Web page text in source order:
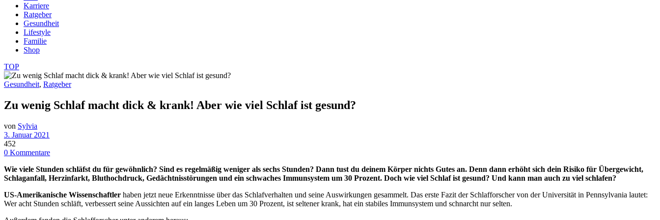
Karriere
Ratgeber
Gesundheit
Lifestyle
Familie
Shop
TOP
Gesundheit, Ratgeber
Zu wenig Schlaf macht dick & krank! Aber wie viel Schlaf ist gesund?
von Sylvia
3. Januar 2021
452
0 Kommentare
Wie viele Stunden schläfst du für gewöhnlich? Sind es regelmäßig weniger als sechs Stunden? Dann tust du deinem Körper nichts Gutes an. Denn dann erhöht sich dein Risiko für Übergewicht,
Schlaganfall, Herzinfarkt, Bluthochdruck, Gedächtnisstörungen und ein schwaches Immunsystem um 30 Prozent. Doch wie viel Schlaf ist gesund? Und kann man auch zu viel schlafen?
US-Amerikanische Wissenschaftler haben jetzt neue Erkenntnisse über das Schlafverhalten und seine Auswirkungen gesammelt. Das erste Fazit der Schlafforscher von der Universität in Pennsylvania lautet:
Wer acht Stunden schläft, verbessert seine Aussichten auf ein langes Leben um 30 Prozent, ist seltener krank, hat ein stabiles Immunsystem und schnarcht nur selten.